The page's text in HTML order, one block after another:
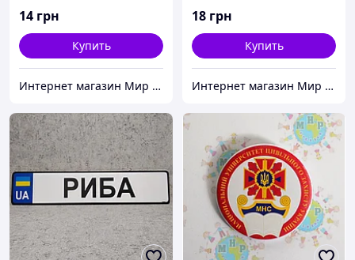
14 грн
Купить
Интернет магазин Мир стендов. Товары из Украины
18 грн
Купить
Интернет магазин Мир стендов. Товары из Украины